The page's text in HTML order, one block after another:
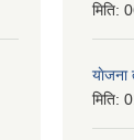
मिति:
याेजना
मिति: